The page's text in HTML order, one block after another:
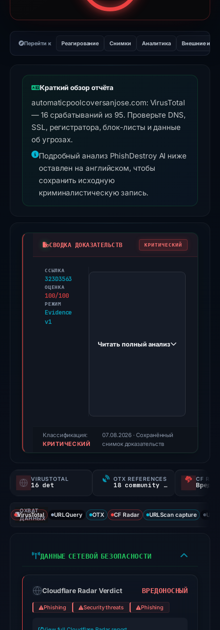
Перейти к Реагирование Снимки Аналитика Внешние
Краткий обзор отчёта
automaticpoolcoversanjose.com: VirusTotal
— 16 срабатываний из 95. Проверьте DNS,
SSL, регистратора, блок-листы и данные
об угрозах.
Подробный анализ PhishDestroy AI ниже
оставлен на английском, чтобы
сохранить исходную
криминалистическую запись.
СВОДКА ДОКАЗАТЕЛЬСТВ КРИТИЧЕСКИЙ
ССЫЛКА
323D3563
ОЦЕНКА
100/100
РЕЖИМ
Evidence
v1
PhishDestroy
26,
score,
not
16
VirusTotal
the
domain
on
Jul
Читать полный анализ
Классификация:
КРИТИЧЕСКИЙ
07.08.2026 · Сохранённый
снимок доказательств
VIRUSTOTAL
16 det
OTX REFERENCES
18 community refs
CF
ОХВАТ
ДАННЫХ
VirusTotal URLQuery OTX CF Radar URLScan capture
ДАННЫЕ СЕТЕВОЙ БЕЗОПАСНОСТИ
Cloudflare Radar Verdict ВРЕДОНОСНЫЙ
Phishing Security threats Phishing